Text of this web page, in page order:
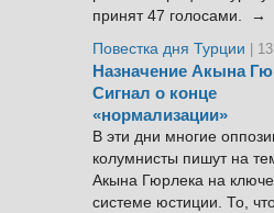
принят 47 голосами. →
Повестка дня Турции
|
Назначение Акына
Сигнал о конце
«нормализации»
В эти дни многие
колумнисты пишут на
Акына Гюрлека на
системе юстиции. То,